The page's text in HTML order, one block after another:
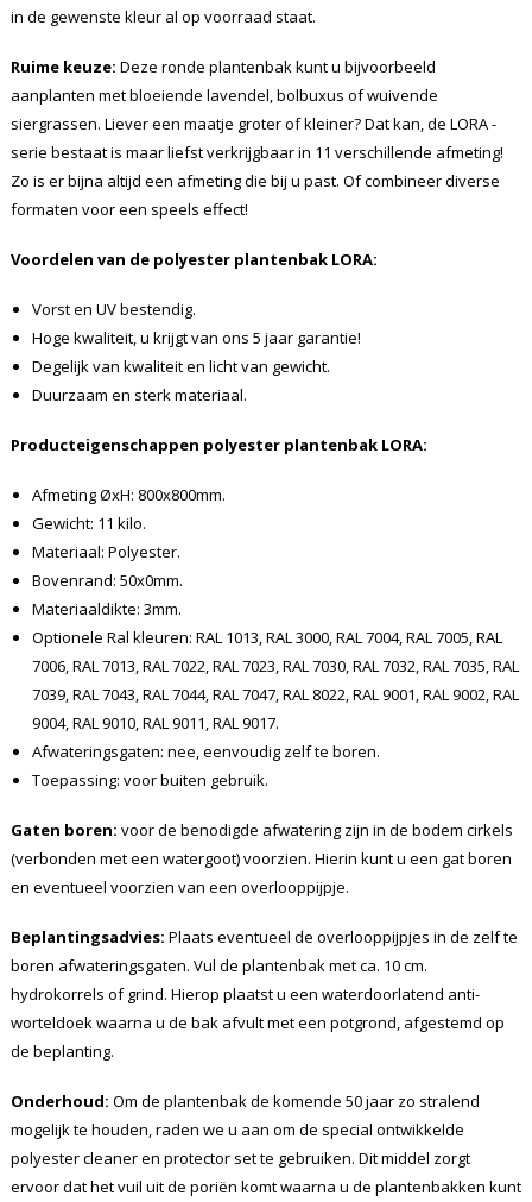
in de gewenste kleur al op voorraad staat.
Ruime keuze: Deze ronde plantenbak kunt u bijvoorbeeld
aanplanten met bloeiende lavendel, bolbuxus of wuivende
siergrassen. Liever een maatje groter of kleiner? Dat kan, de LORA -
serie bestaat is maar liefst verkrijgbaar in 11 verschillende afmeting!
Zo is er bijna altijd een afmeting die bij u past. Of combineer diverse
formaten voor een speels effect!
Voordelen van de polyester plantenbak LORA:
Vorst en UV bestendig.
Hoge kwaliteit, u krijgt van ons 5 jaar garantie!
Degelijk van kwaliteit en licht van gewicht.
Duurzaam en sterk materiaal.
Producteigenschappen polyester plantenbak LORA:
Afmeting ØxH: 800x800mm.
Gewicht: 11 kilo.
Materiaal: Polyester.
Bovenrand: 50x0mm.
Materiaaldikte: 3mm.
Optionele Ral kleuren: RAL 1013, RAL 3000, RAL 7004, RAL 7005, RAL
7006, RAL 7013, RAL 7022, RAL 7023, RAL 7030, RAL 7032, RAL 7035, RAL
7039, RAL 7043, RAL 7044, RAL 7047, RAL 8022, RAL 9001, RAL 9002, RAL
9004, RAL 9010, RAL 9011, RAL 9017.
Afwateringsgaten: nee, eenvoudig zelf te boren.
Toepassing: voor buiten gebruik.
Gaten boren: voor de benodigde afwatering zijn in de bodem cirkels
(verbonden met een watergoot) voorzien. Hierin kunt u een gat boren
en eventueel voorzien van een overlooppijpje.
Beplantingsadvies: Plaats eventueel de overlooppijpjes in de zelf te
boren afwateringsgaten. Vul de plantenbak met ca. 10 cm.
hydrokorrels of grind. Hierop plaatst u een waterdoorlatend anti-
worteldoek waarna u de bak afvult met een potgrond, afgestemd op
de beplanting.
Onderhoud: Om de plantenbak de komende 50 jaar zo stralend
mogelijk te houden, raden we u aan om de special ontwikkelde
polyester cleaner en protector set te gebruiken. Dit middel zorgt
ervoor dat het vuil uit de poriën komt waarna u de plantenbakken kunt